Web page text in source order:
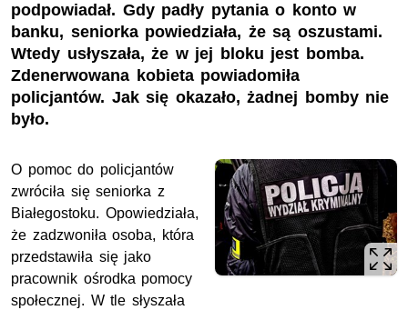
podpowiadał. Gdy padły pytania o konto w
banku, seniorka powiedziała, że są oszustami.
Wtedy usłyszała, że w jej bloku jest bomba.
Zdenerwowana kobieta powiadomiła
policjantów. Jak się okazało, żadnej bomby nie
było.
O pomoc do policjantów
zwróciła się seniorka z
Białegostoku. Opowiedziała,
że zadzwoniła osoba, która
przedstawiła się jako
pracownik ośrodka pomocy
społecznej. W tle słyszała